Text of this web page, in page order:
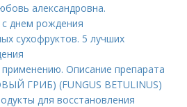
александровна.
днем рождения
сухофруктов. 5 лучших
применению. Описание препарата
ГРИБ) (FUNGUS BETULINUS)
для восстановления